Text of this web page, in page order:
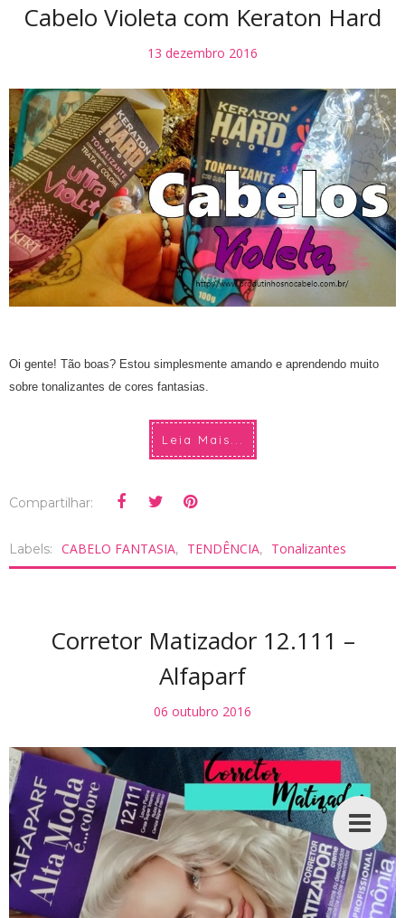
Cabelo Violeta com Keraton Hard
13 dezembro 2016
Oi gente! Tão boas? Estou simplesmente amando e aprendendo muito
sobre tonalizantes de cores fantasias.
Leia Mais...
Compartilhar:
Labels: CABELO FANTASIA, TENDÊNCIA, Tonalizantes
Corretor Matizador 12.111 –
Alfaparf
06 outubro 2016